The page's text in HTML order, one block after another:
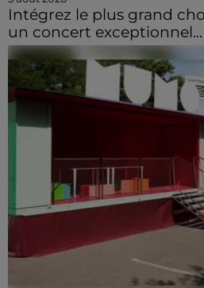
Intégrez le plus grand
un concert exceptionnel...